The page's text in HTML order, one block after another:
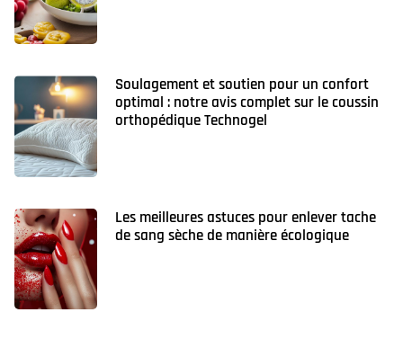
Soulagement et soutien pour un confort
optimal : notre avis complet sur le coussin
orthopédique Technogel
Les meilleures astuces pour enlever tache
de sang sèche de manière écologique